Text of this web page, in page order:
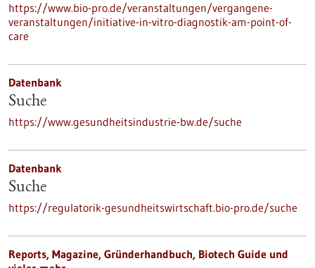
https://www.bio-pro.de/veranstaltungen/vergangene-
veranstaltungen/initiative-in-vitro-diagnostik-am-point-of-
care
Datenbank
Suche
https://www.gesundheitsindustrie-bw.de/suche
Datenbank
Suche
https://regulatorik-gesundheitswirtschaft.bio-pro.de/suche
Reports, Magazine, Gründerhandbuch, Biotech Guide und